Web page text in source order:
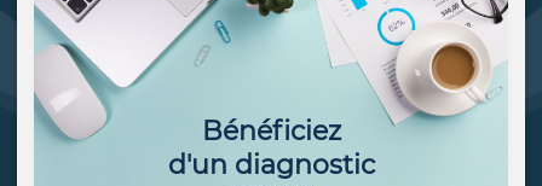
Bénéficiez
d'un diagnostic